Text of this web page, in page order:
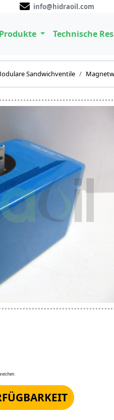
info@hidraoil.com
Produkte Technische
Sandwichventile